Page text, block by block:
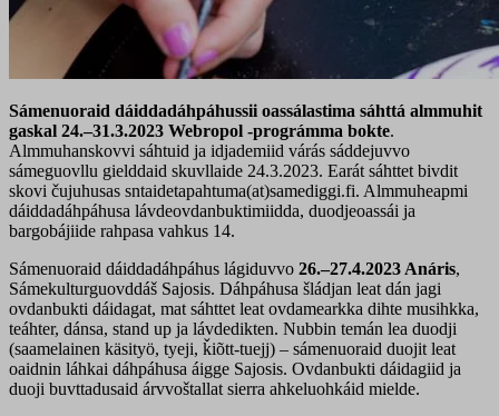
Sámenuoraid dáiddadáhpáhussii oassálastima sáhttá almmuhit
gaskal 24.–31.3.2023 Webropol -prográmma bokte.
Almmuhanskovvi sáhtuid ja idjademiid várás sáddejuvvo
sámeguovllu gielddaid skuvllaide 24.3.2023. Earát sáhttet bivdit
skovi čujuhusas sntaidetapahtuma(at)samediggi.fi. Almmuheapmi
dáiddadáhpáhusa lávdeovdanbuktimiidda, duodjeoassái ja
bargobájiide rahpasa vahkus 14.
Sámenuoraid dáiddadáhpáhus lágiduvvo 26.–27.4.2023 Anáris,
Sámekulturguovddáš Sajosis. Dáhpáhusa šládjan leat dán jagi
ovdanbukti dáidagat, mat sáhttet leat ovdamearkka dihte musihkka,
teáhter, dánsa, stand up ja lávdedikten. Nubbin temán lea duodji
(saamelainen käsityö, tyeji, ǩiõtt-tuejj) – sámenuoraid duojit leat
oaidnin láhkai dáhpáhusa áigge Sajosis. Ovdanbukti dáidagiid ja
duoji buvttadusaid árvvoštallat sierra ahkeluohkáid mielde.